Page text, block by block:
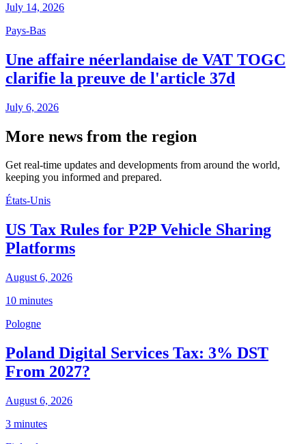
July 14, 2026
Pays-Bas
Une affaire néerlandaise de VAT TOGC
clarifie la preuve de l'article 37d
July 6, 2026
More news from the region
Get real-time updates and developments from around the world,
keeping you informed and prepared.
États-Unis
US Tax Rules for P2P Vehicle Sharing
Platforms
August 6, 2026
10 minutes
Pologne
Poland Digital Services Tax: 3% DST
From 2027?
August 6, 2026
3 minutes